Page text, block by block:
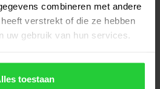
combineren met andere
verstrekt of die ze hebben
uw gebruik van hun services.
toestaanV-Neck Polo Dames